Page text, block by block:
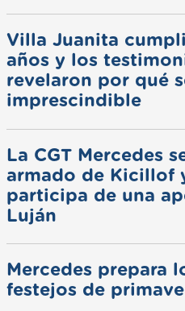
Villa Juanita
años y los
revelaron por qué
imprescindible
La CGT Mercedes
armado de Kicillof
participa de una
Luján
Mercedes prepara
festejos de